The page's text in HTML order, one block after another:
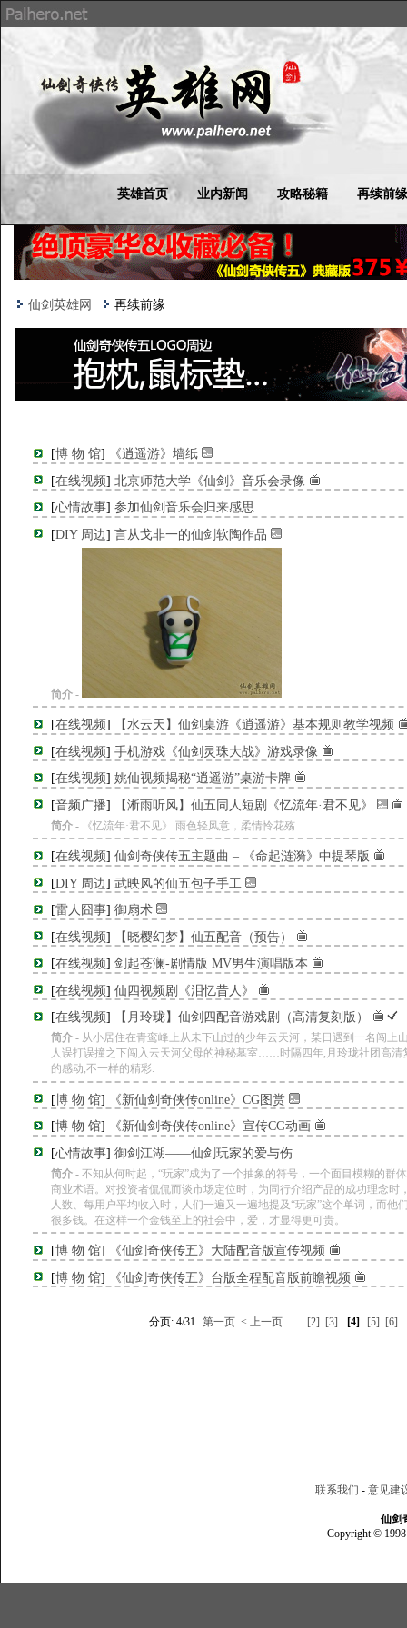
英雄首页 业内新闻 攻略秘籍 再续前缘
仙剑英雄网 再续前缘
[博 物 馆]
《逍遥游》墙纸
[在线视频] 北京师范大学《仙剑》音乐会录像
[心情故事] 参加仙剑音乐会归来感思
[DIY 周边] 言从戈非一的仙剑软陶作品
简介 -
[在线视频]
【水云天】仙剑桌游《逍遥游》基本规则教学视频
[在线视频] 手机游戏《仙剑灵珠大战》游戏录像
[在线视频] 姚仙视频揭秘“逍遥游”桌游卡牌
[音频广播] 【淅雨听风】仙五同人短剧《忆流年·君不见》
简介 - 《忆流年·君不见》 雨色轻风意，柔情怜花殇
[在线视频] 仙剑奇侠传五主题曲 – 《命起涟漪》中提琴版
[DIY 周边] 武映风的仙五包子手工
[雷人囧事] 御扇术
[在线视频]
【晓樱幻梦】仙五配音（预告）
[在线视频] 剑起苍澜-剧情版 MV男生演唱版本
[在线视频] 仙四视频剧《泪忆昔人》
[在线视频] 【月玲珑】仙剑四配音游戏剧（高清复刻版）
简介 - 从小居住在青鸾峰上从未下山过的少年云天河，某日遇到一名闯上
人误打误撞之下闯入云天河父母的神秘墓室……时隔四年,月玲珑社团高清
的感动,不一样的精彩.
[博 物 馆]
《新仙剑奇侠传online》CG图赏
[博 物 馆]
《新仙剑奇侠传online》宣传CG动画
[心情故事] 御剑江湖——仙剑玩家的爱与伤
简介 - 不知从何时起，“玩家”成为了一个抽象的符号，一个面目模糊的群
商业术语。对投资者侃侃而谈市场定位时，为同行介绍产品的成功理念时
人数、每用户平均收入时，人们一遍又一遍地提及“玩家”这个单词，而他
很多钱。在这样一个金钱至上的社会中，爱，才显得更可贵。
[博 物 馆]
《仙剑奇侠传五》大陆配音版宣传视频
[博 物 馆] 《仙剑奇侠传五》台版全程配音版前瞻视频
分页: 4/31 第一页 < 上一页 ... [2] [3] [4] [5] [6]
联系我们 - 意见建
仙剑
Copyright © 1998